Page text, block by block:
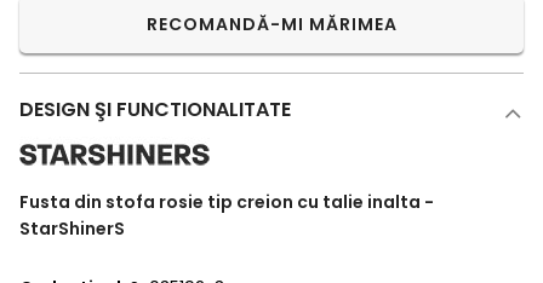
RECOMANDĂ-MI MĂRIMEA
DESIGN ŞI FUNCTIONALITATE
Fusta din stofa rosie tip creion cu talie inalta -
StarShinerS